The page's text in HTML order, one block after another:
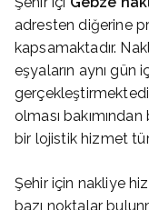
adresten diğerine
kapsamaktadır.
eşyaların aynı gün
olması
bir lojistik hizmet
Şehir için nakliye
bazı noktalar